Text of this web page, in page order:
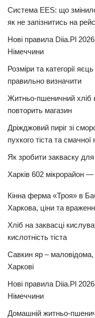
Система EES: що
як не запізнитись на рейс
Нові правила Diia.Pl
Німеччини
Розміри та категорії
правильно визначити
Житньо-пшеничний хліб
повторить магазин
Дріжджовий пиріг зі
пухкого тіста та смачної
Як зробити закваску
Харків 602 мікрорайон
Кінна ферма «Троя» в
Харкова, ціни та
Хліб на заквасці
кислотність тіста
Савкин яр – маловідома,
Харкові
Нові правила Diia.Pl
Німеччини
Домашній житньо-